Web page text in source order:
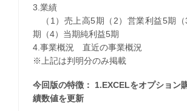
3.業績
（1）売上高5期（2）営業利益5期（
期（4）当期純利益5期
4.事業概況 直近の事業概況
※上記は判明分のみ掲載
今回版の特徴： 1.EXCELをオプショ
績数値を更新